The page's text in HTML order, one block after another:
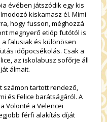
évében játszódik egy kis
kiskamasz él. Mimi
hogy fusson, méghozzá
megnyerő etióp futótól is
falusiak és különösen
időpocsékolás. Csak a
az iskolabusz sofőrje áll
álmait.
számon tartott rendező,
és Felice barátságáról. A
Volonté a Velencei
férfi alakítás díját